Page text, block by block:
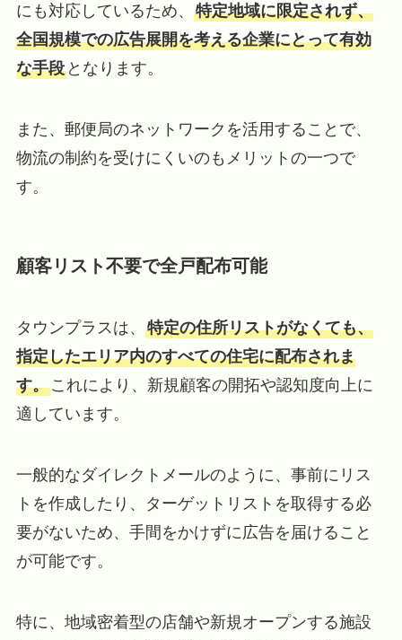
にも対応しているため、 特定地域に限定されず、
全国規模での広告展開を考える企業にとって有効
な手段となります。
また、郵便局のネットワークを活用することで、
物流の制約を受けにくいのもメリットの一つで
す。
顧客リスト不要で全戸配布可能
タウンプラスは、 特定の住所リストがなくても、
指定したエリア内のすべての住宅に配布されま
す。これにより、新規顧客の開拓や認知度向上に
適しています。
一般的なダイレクトメールのように、事前にリス
トを作成したり、ターゲットリストを取得する必
要がないため、手間をかけずに広告を届けること
が可能です。
特に、地域密着型の店舗や新規オープンする施設